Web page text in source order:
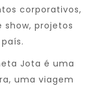
corporativos,
show, projetos
Jota é uma
uma viagem